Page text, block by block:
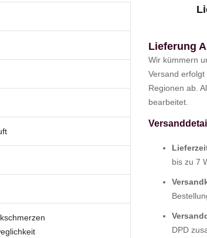
Lieferung
Wir kümmern
Versand
Regionen ab.
bearbeitet.
bis zu 7
DPD